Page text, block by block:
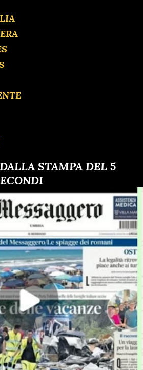
STAMPA DEL 5